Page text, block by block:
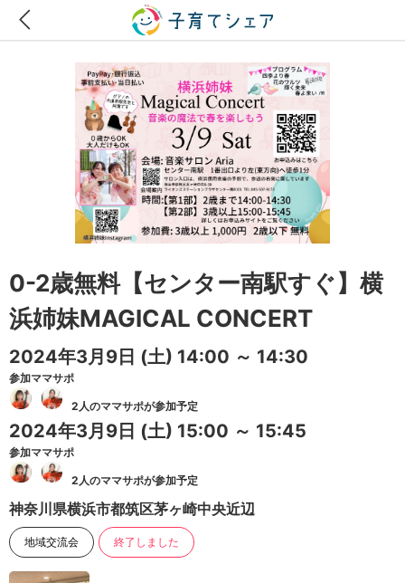
0-2歳無料【センター南駅すぐ】横
浜姉妹MAGICAL CONCERT
2024年3月9日 (土) 14:00 ～ 14:30
参加ママサポ
2人のママサポが参加予定
2024年3月9日 (土) 15:00 ～ 15:45
参加ママサポ
2人のママサポが参加予定
神奈川県横浜市都筑区茅ヶ崎中央近辺
地域交流会 終了しました